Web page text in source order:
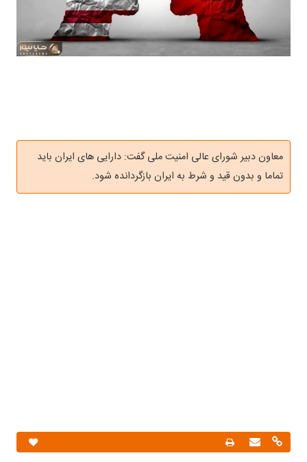
معاون دبیر شورای عالی امنیت ملی گفت: دارایی های ایران باید
تماما و بدون قید و شرط به ایران بازگردانده شود.